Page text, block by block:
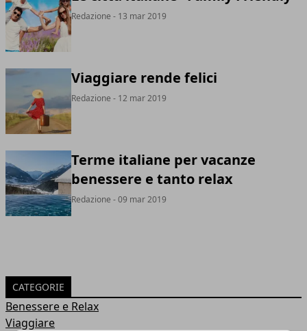
Redazione - 13 mar 2019
Viaggiare rende felici
Redazione - 12 mar 2019
Terme italiane per vacanze
benessere e tanto relax
Redazione - 09 mar 2019
CATEGORIE
Benessere e Relax
Viaggiare